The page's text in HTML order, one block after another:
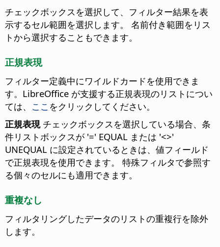
チェックボックスを選択して、フィルター結果を表
示するセル範囲を選択します。
名前付き範囲をリス
トから選択することもできます。
正規表現
フィルター定義中にワイルドカードを使用できま
す。 LibreOffice が支援する正規表現のリストについ
ては、 ここ をクリックしてください。
正規表現チェックボックスを選択している場合、条
件リストボックスが '=' EQUAL または '<>'
UNEQUAL に設定されているときは、値フィールド
で正規表現を使用できます。 特殊フィルタで参照す
る個々のセルにも適用できます。
重複なし
フィルタリングしたデータのリストの重複行を除外
します。